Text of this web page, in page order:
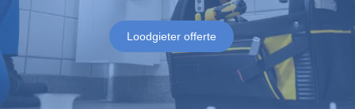
Loodgieter offerte